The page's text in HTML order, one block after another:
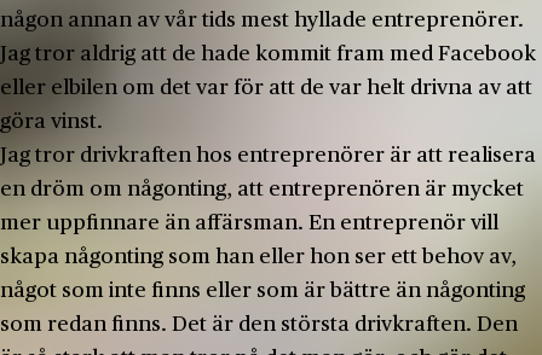
någon annan av vår tids mest hyllade entreprenörer.
Jag tror aldrig att de hade kommit fram med Facebook
eller elbilen om det var för att de var helt drivna av att
göra vinst.
Jag tror drivkraften hos entreprenörer är att realisera
en dröm om någonting, att entreprenören är mycket
mer uppfinnare än affärsman. En entreprenör vill
skapa någonting som han eller hon ser ett behov av,
något som inte finns eller som är bättre än någonting
som redan finns. Det är den största drivkraften. Den